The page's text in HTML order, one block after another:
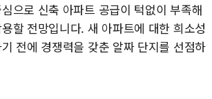
으로 신축 아파트 공급이 턱없이 부족해
할 전망입니다. 새 아파트에 대한 희소성
전에 경쟁력을 갖춘 알짜 단지를 선점하